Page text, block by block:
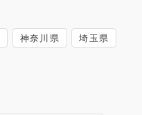
神奈川県 埼玉県